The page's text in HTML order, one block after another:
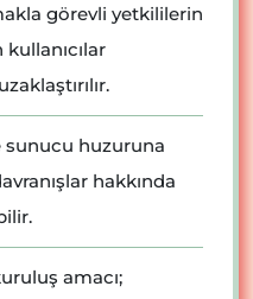
görevli yetkililerin
sunucu huzuruna
hakkında
amacı;